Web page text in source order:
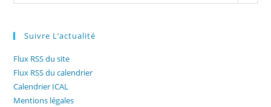
Suivre L’actualité
Flux RSS du site
Flux RSS du calendrier
Calendrier ICAL
Mentions légales